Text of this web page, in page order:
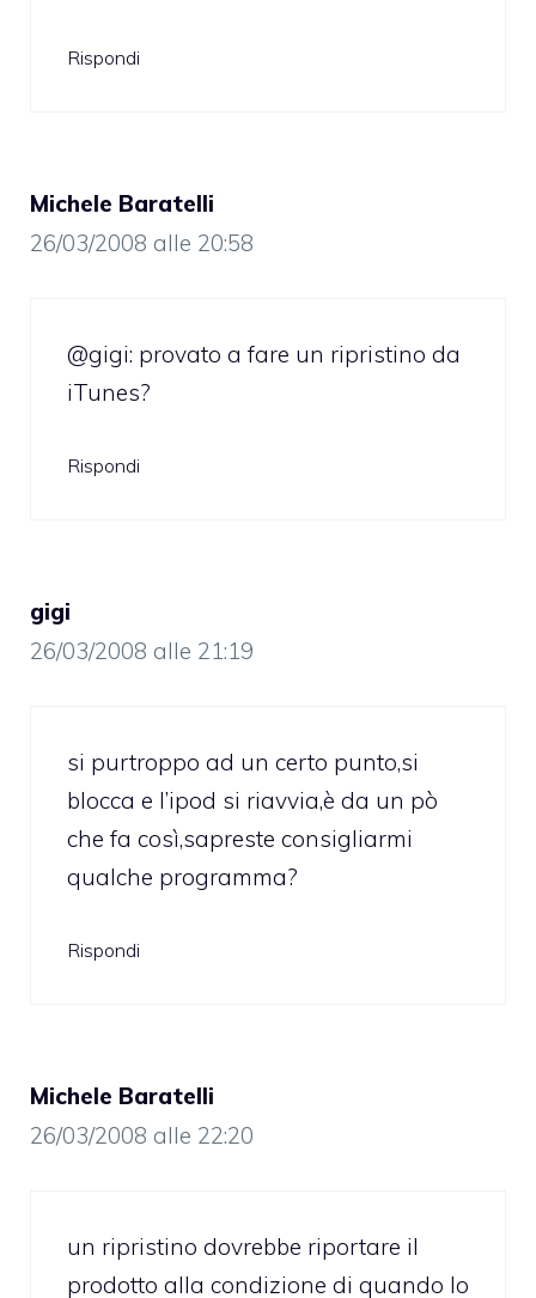
Rispondi
Michele Baratelli
26/03/2008 alle 20:58
@gigi: provato a fare un ripristino da
iTunes?
Rispondi
gigi
26/03/2008 alle 21:19
si purtroppo ad un certo punto,si
blocca e l’ipod si riavvia,è da un pò
che fa così,sapreste consigliarmi
qualche programma?
Rispondi
Michele Baratelli
26/03/2008 alle 22:20
un ripristino dovrebbe riportare il
prodotto alla condizione di quando lo